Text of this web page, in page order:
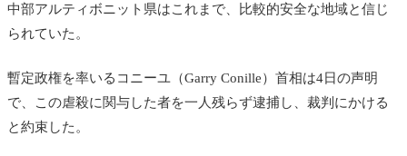
中部アルティボニット県はこれまで、比較的安全な地域と信じ
られていた。
暫定政権を率いるコニーユ（Garry Conille）首相は4日の声明
で、この虐殺に関与した者を一人残らず逮捕し、裁判にかける
と約束した。